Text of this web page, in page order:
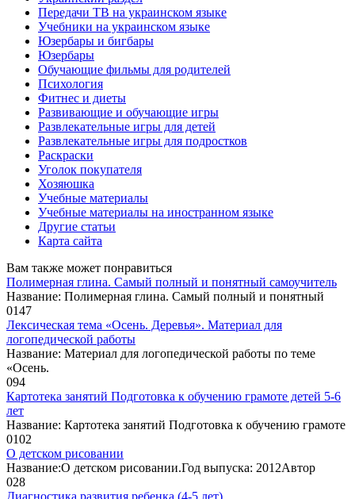
Передачи ТВ на украинском языке
Учебники на украинском языке
Юзербары и бигбары
Юзербары
Обучающие фильмы для родителей
Психология
Фитнес и диеты
Развивающие и обучающие игры
Развлекательные игры для детей
Развлекательные игры для подростков
Раскраски
Уголок покупателя
Хозяюшка
Учебные материалы
Учебные материалы на иностранном языке
Другие статьи
Карта сайта
Вам также может понравиться
Полимерная глина. Самый полный и понятный самоучитель
Название: Полимерная глина. Самый полный и понятный
0147
Лексическая тема «Осень. Деревья». Материал для
логопедической работы
Название: Материал для логопедической работы по теме
«Осень.
094
Картотека занятий Подготовка к обучению грамоте детей 5-6
лет
Название: Картотека занятий Подготовка к обучению грамоте
0102
О детском рисовании
Название:О детском рисовании.Год выпуска: 2012Автор
028
Диагностика развития ребенка (4-5 лет)